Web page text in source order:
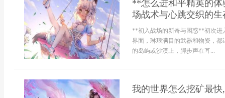
**怎么进和平精英的
场战术与心跳交织的
**初入战场的新奇与困惑**初次进
界面，琳琅满目的武器和物资，
的岛屿或沙漠上，脚步声在耳...
我的世界怎么挖矿最